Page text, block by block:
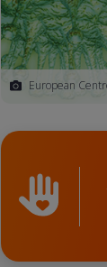
European